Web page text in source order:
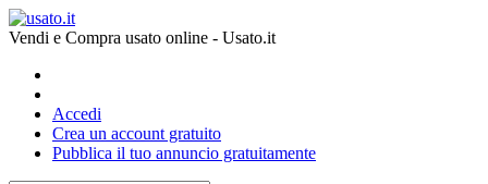
Vendi e Compra usato online - Usato.it
Accedi
Crea un account gratuito
Pubblica il tuo annuncio gratuitamente